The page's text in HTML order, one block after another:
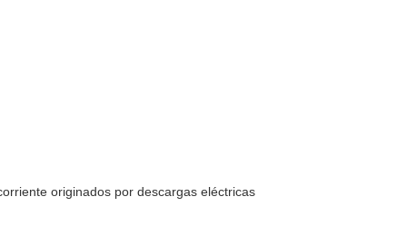
originados por descargas eléctricas